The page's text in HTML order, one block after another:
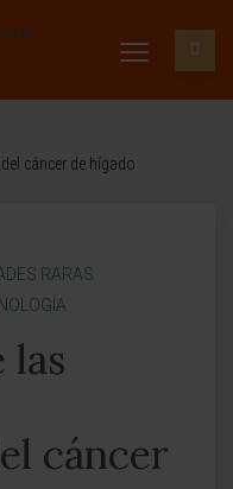
cáncer de hígado
RARAS
las
cáncer